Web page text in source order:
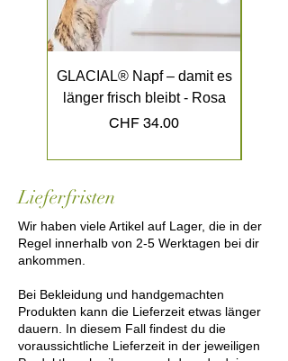
GLACIAL® Napf – damit es
länger frisch bleibt - Rosa
Preis
CHF 34.00
Lieferfristen
Wir haben viele Artikel auf Lager, die in der
Regel innerhalb von 2-5 Werktagen bei dir
ankommen.
Bei Bekleidung und handgemachten
Produkten kann die Lieferzeit etwas länger
dauern. In diesem Fall findest du die
voraussichtliche Lieferzeit in der jeweiligen